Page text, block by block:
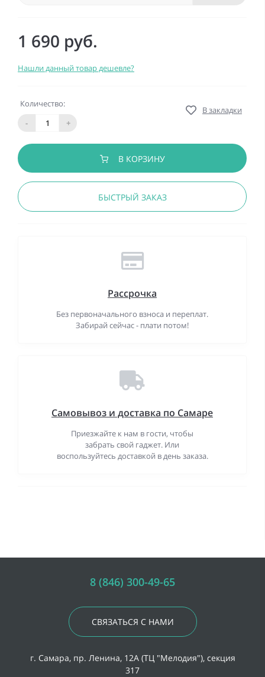
1 690 руб.
Нашли данный товар дешевле?
Количество:
-
+
В закладки
В КОРЗИНУ
БЫСТРЫЙ ЗАКАЗ
Рассрочка
Без первоначального взноса и переплат.
Забирай сейчас - плати потом!
Самовывоз и доставка по Самаре
Приезжайте к нам в гости, чтобы
забрать свой гаджет. Или
воспользуйтесь доставкой в день заказа.
8 (846) 300-49-65
СВЯЗАТЬСЯ С НАМИ
г. Самара, пр. Ленина, 12А (ТЦ "Мелодия"), секция
317